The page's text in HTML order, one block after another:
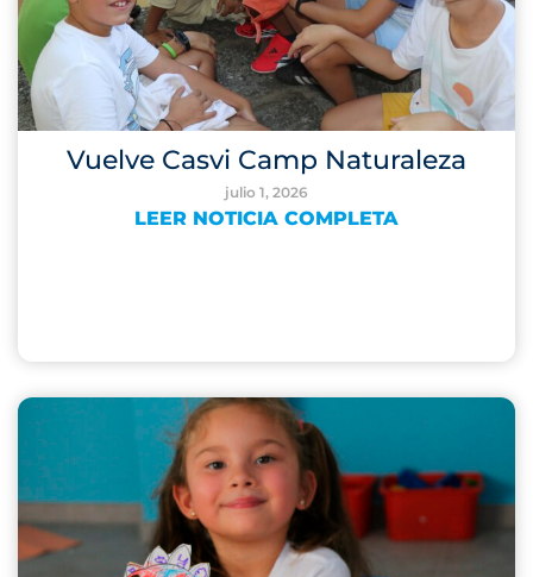
Vuelve Casvi Camp Naturaleza
julio 1, 2026
LEER NOTICIA COMPLETA